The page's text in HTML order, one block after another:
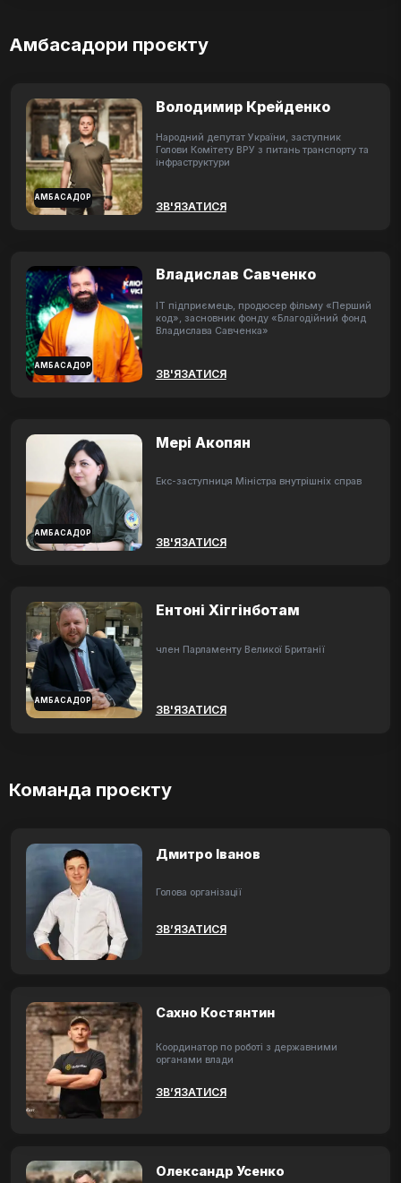
Амбасадори проєкту
АМБАСАДОР
Володимир Крейденко
Народний депутат України, заступник
Голови Комітету ВРУ з питань транспорту та
інфраструктури
ЗВ'ЯЗАТИСЯ
АМБАСАДОР
Владислав Савченко
ІТ підприємець, продюсер фільму «Перший
код», засновник фонду «Благодійний фонд
Владислава Савченка»
ЗВ'ЯЗАТИСЯ
АМБАСАДОР
Мері Акопян
Екс-заступниця Міністра внутрішніх справ
ЗВ'ЯЗАТИСЯ
АМБАСАДОР
Ентоні Хіггінботам
член Парламенту Великої Британії
ЗВ'ЯЗАТИСЯ
Команда проєкту
Дмитро Іванов
Голова організації
ЗВ’ЯЗАТИСЯ
Сахно Костянтин
Координатор по роботі з державними
органами влади
ЗВ’ЯЗАТИСЯ
Олександр Усенко